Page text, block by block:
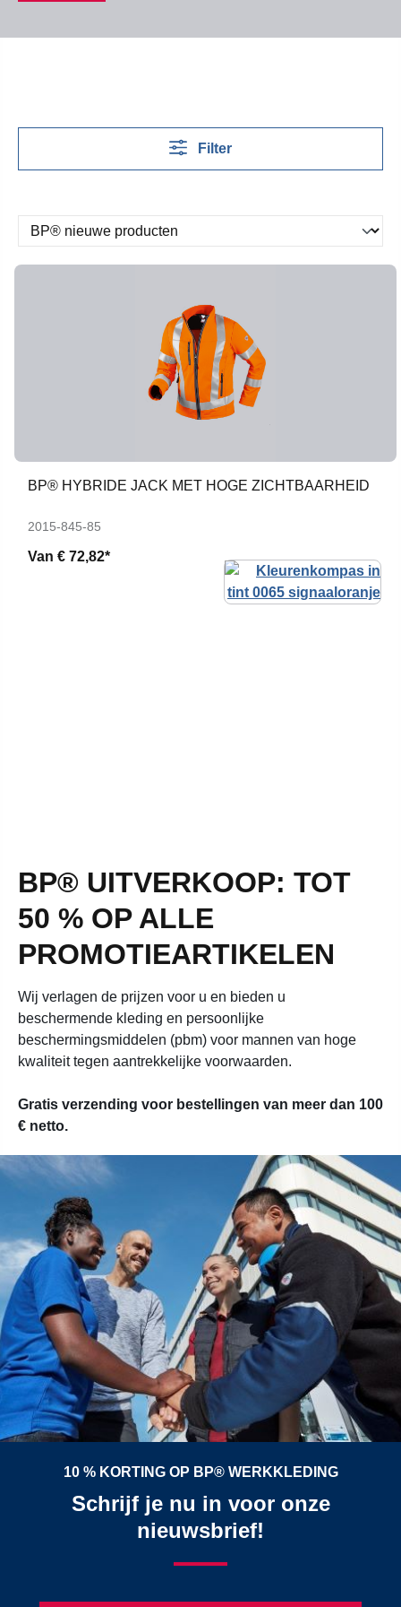
Filter
BP® HYBRIDE JACK MET HOGE ZICHTBAARHEID
2015-845-85
Van € 72,82*
BP® UITVERKOOP: TOT
50 % OP ALLE
PROMOTIEARTIKELEN
Wij verlagen de prijzen voor u en bieden u
beschermende kleding en persoonlijke
beschermingsmiddelen (pbm) voor mannen van hoge
kwaliteit tegen aantrekkelijke voorwaarden.
Gratis verzending voor bestellingen van meer dan 100
€ netto.
10 % KORTING OP BP® WERKKLEDING
Schrijf je nu in voor onze
nieuwsbrief!